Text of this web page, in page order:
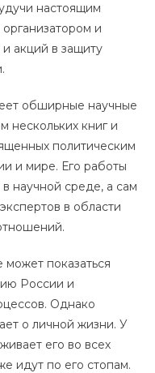
настоящим
и
акций в защиту
обширные научные
нескольких книг и
политическим
и мире. Его работы
научной среде, а сам
в области
показаться
России и
Однако
о личной жизни. У
его во всех
идут по его стопам.